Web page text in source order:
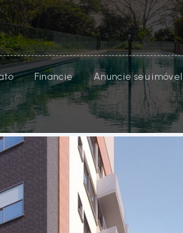
Financie Anuncie seu imóvel